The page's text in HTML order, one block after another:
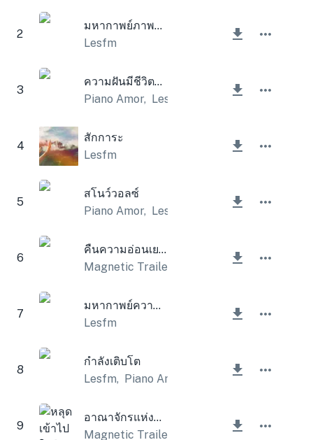
2
มหากาพย์ภาพยนตร์ที่สร้างแรงบันดาลใจ
Lesfm
3
ความฝันมีชีวิตขึ้นมา
Piano Amor, Lesfm
4
สักการะ
Lesfm
5
สโนว์วอลซ์
Piano Amor, Lesfm
6
คืนความอ่อนเยาว์
Magnetic Trailer
7
มหากาพย์ความรู้สึกทางอารมณ์
Lesfm
8
กำลังเติบโต
Lesfm, Piano Amor
9
อาณาจักรแห่งแฟนตาซี
Magnetic Trailer